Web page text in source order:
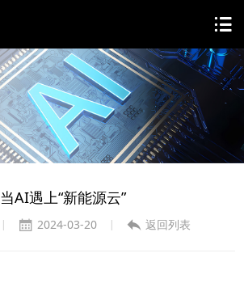
当AI遇上“新能源云”
| 2024-03-20 | 返回列表